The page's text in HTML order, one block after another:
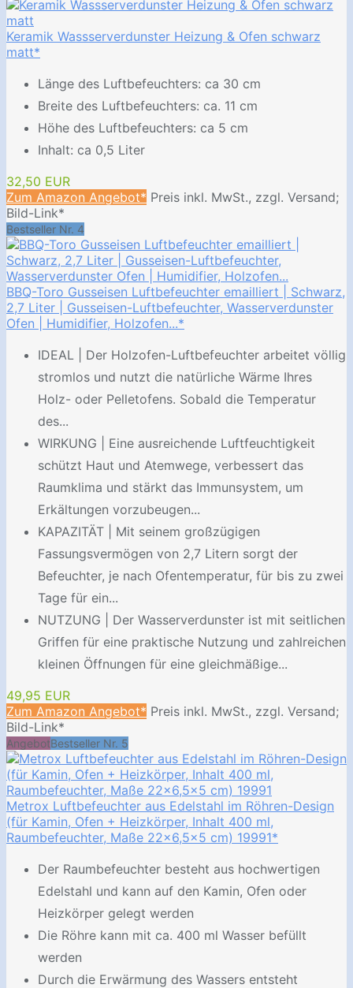
Keramik Wassserverdunster Heizung & Ofen schwarz
matt*
Länge des Luftbefeuchters: ca 30 cm
Breite des Luftbefeuchters: ca. 11 cm
Höhe des Luftbefeuchters: ca 5 cm
Inhalt: ca 0,5 Liter
32,50 EUR
Zum Amazon Angebot* Preis inkl. MwSt., zzgl. Versand;
Bild-Link*
Bestseller Nr. 4
BBQ-Toro Gusseisen Luftbefeuchter emailliert | Schwarz,
2,7 Liter | Gusseisen-Luftbefeuchter, Wasserverdunster
Ofen | Humidifier, Holzofen...*
IDEAL | Der Holzofen-Luftbefeuchter arbeitet völlig
stromlos und nutzt die natürliche Wärme Ihres
Holz- oder Pelletofens. Sobald die Temperatur
des...
WIRKUNG | Eine ausreichende Luftfeuchtigkeit
schützt Haut und Atemwege, verbessert das
Raumklima und stärkt das Immunsystem, um
Erkältungen vorzubeugen...
KAPAZITÄT | Mit seinem großzügigen
Fassungsvermögen von 2,7 Litern sorgt der
Befeuchter, je nach Ofentemperatur, für bis zu zwei
Tage für ein...
NUTZUNG | Der Wasserverdunster ist mit seitlichen
Griffen für eine praktische Nutzung und zahlreichen
kleinen Öffnungen für eine gleichmäßige...
49,95 EUR
Zum Amazon Angebot* Preis inkl. MwSt., zzgl. Versand;
Bild-Link*
AngebotBestseller Nr. 5
Metrox Luftbefeuchter aus Edelstahl im Röhren-Design
(für Kamin, Ofen + Heizkörper, Inhalt 400 ml,
Raumbefeuchter, Maße 22x6,5x5 cm) 19991*
Der Raumbefeuchter besteht aus hochwertigen
Edelstahl und kann auf den Kamin, Ofen oder
Heizkörper gelegt werden
Die Röhre kann mit ca. 400 ml Wasser befüllt
werden
Durch die Erwärmung des Wassers entsteht